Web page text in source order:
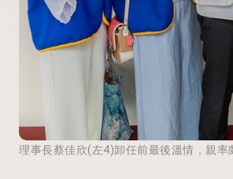
理事長蔡佳欣(左4)卸任前最後溫情，親